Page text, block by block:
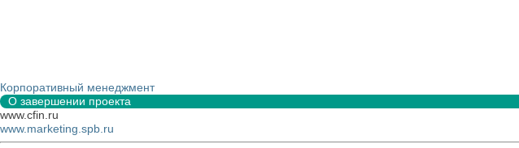
Корпоративный менеджмент
О завершении проекта
www.cfin.ru
www.marketing.spb.ru